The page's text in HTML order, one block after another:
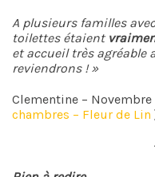
A plusieurs familles
toilettes étaient
et accueil très agréable
reviendrons ! »
Clementine – Novembre
chambres – Fleur de Lin